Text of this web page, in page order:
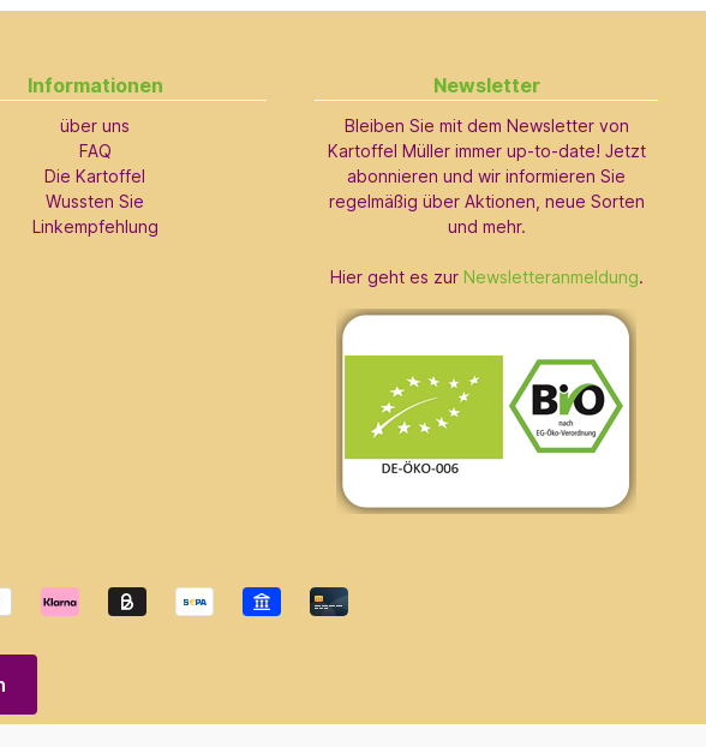
Informationen
über uns
FAQ
Die Kartoffel
Wussten Sie
Linkempfehlung
Newsletter
Bleiben Sie mit dem Newsletter von
Kartoffel Müller immer up-to-date! Jetzt
abonnieren und wir informieren Sie
regelmäßig über Aktionen, neue Sorten
und mehr.
Hier geht es zur Newsletteranmeldung.